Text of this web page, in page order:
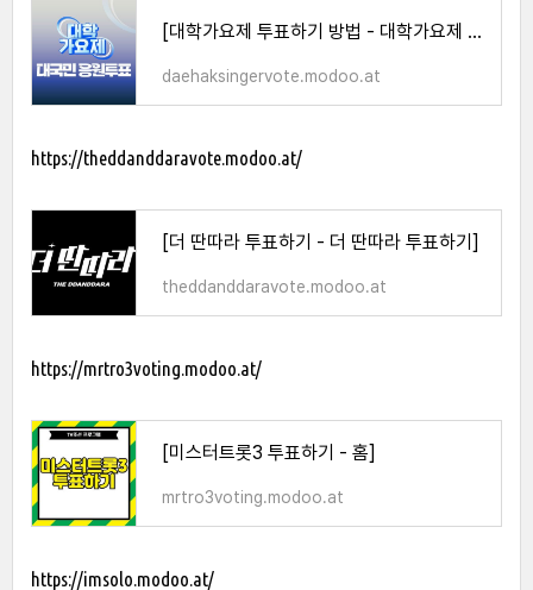
[대학가요제 투표하기 방법 - 대학가요제 투표하기]
daehaksingervote.modoo.at
https://theddanddaravote.modoo.at/
[더 딴따라 투표하기 - 더 딴따라 투표하기]
theddanddaravote.modoo.at
https://mrtro3voting.modoo.at/
[미스터트롯3 투표하기 - 홈]
mrtro3voting.modoo.at
https://imsolo.modoo.at/